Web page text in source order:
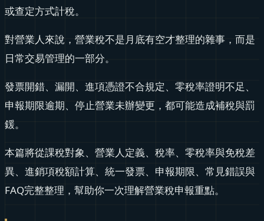
或查定方式計稅。
對營業人來說，營業稅不是月底有空才整理的雜事，而是
日常交易管理的一部分。
發票開錯、漏開、進項憑證不合規定、零稅率證明不足、
申報期限逾期、停止營業未辦變更，都可能造成補稅與罰
鍰。
本篇將從課稅對象、營業人定義、稅率、零稅率與免稅差
異、進銷項稅額計算、統一發票、申報期限、常見錯誤與
FAQ完整整理，幫助你一次理解營業稅申報重點。